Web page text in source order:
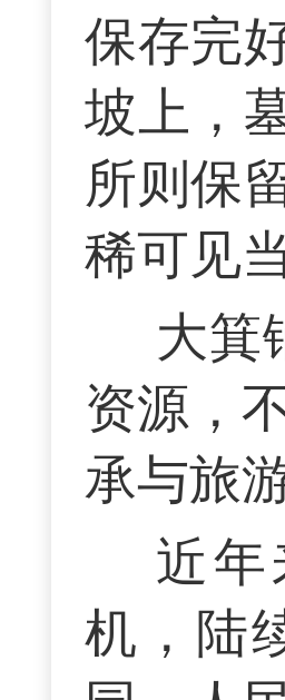
保存完
坡上，
所则保
稀可见
大箕
资源，
承与旅
近
机，陆